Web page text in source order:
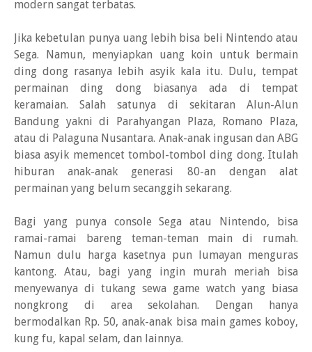
modern sangat terbatas.
Jika kebetulan punya uang lebih bisa beli Nintendo atau
Sega. Namun, menyiapkan uang koin untuk bermain
ding dong rasanya lebih asyik kala itu. Dulu, tempat
permainan ding dong biasanya ada di tempat
keramaian. Salah satunya di sekitaran Alun-Alun
Bandung yakni di Parahyangan Plaza, Romano Plaza,
atau di Palaguna Nusantara. Anak-anak ingusan dan ABG
biasa asyik memencet tombol-tombol ding dong. Itulah
hiburan anak-anak generasi 80-an dengan alat
permainan yang belum secanggih sekarang.
Bagi yang punya console Sega atau Nintendo, bisa
ramai-ramai bareng teman-teman main di rumah.
Namun dulu harga kasetnya pun lumayan menguras
kantong. Atau, bagi yang ingin murah meriah bisa
menyewanya di tukang sewa game watch yang biasa
nongkrong di area sekolahan. Dengan hanya
bermodalkan Rp. 50, anak-anak bisa main games koboy,
kung fu, kapal selam, dan lainnya.